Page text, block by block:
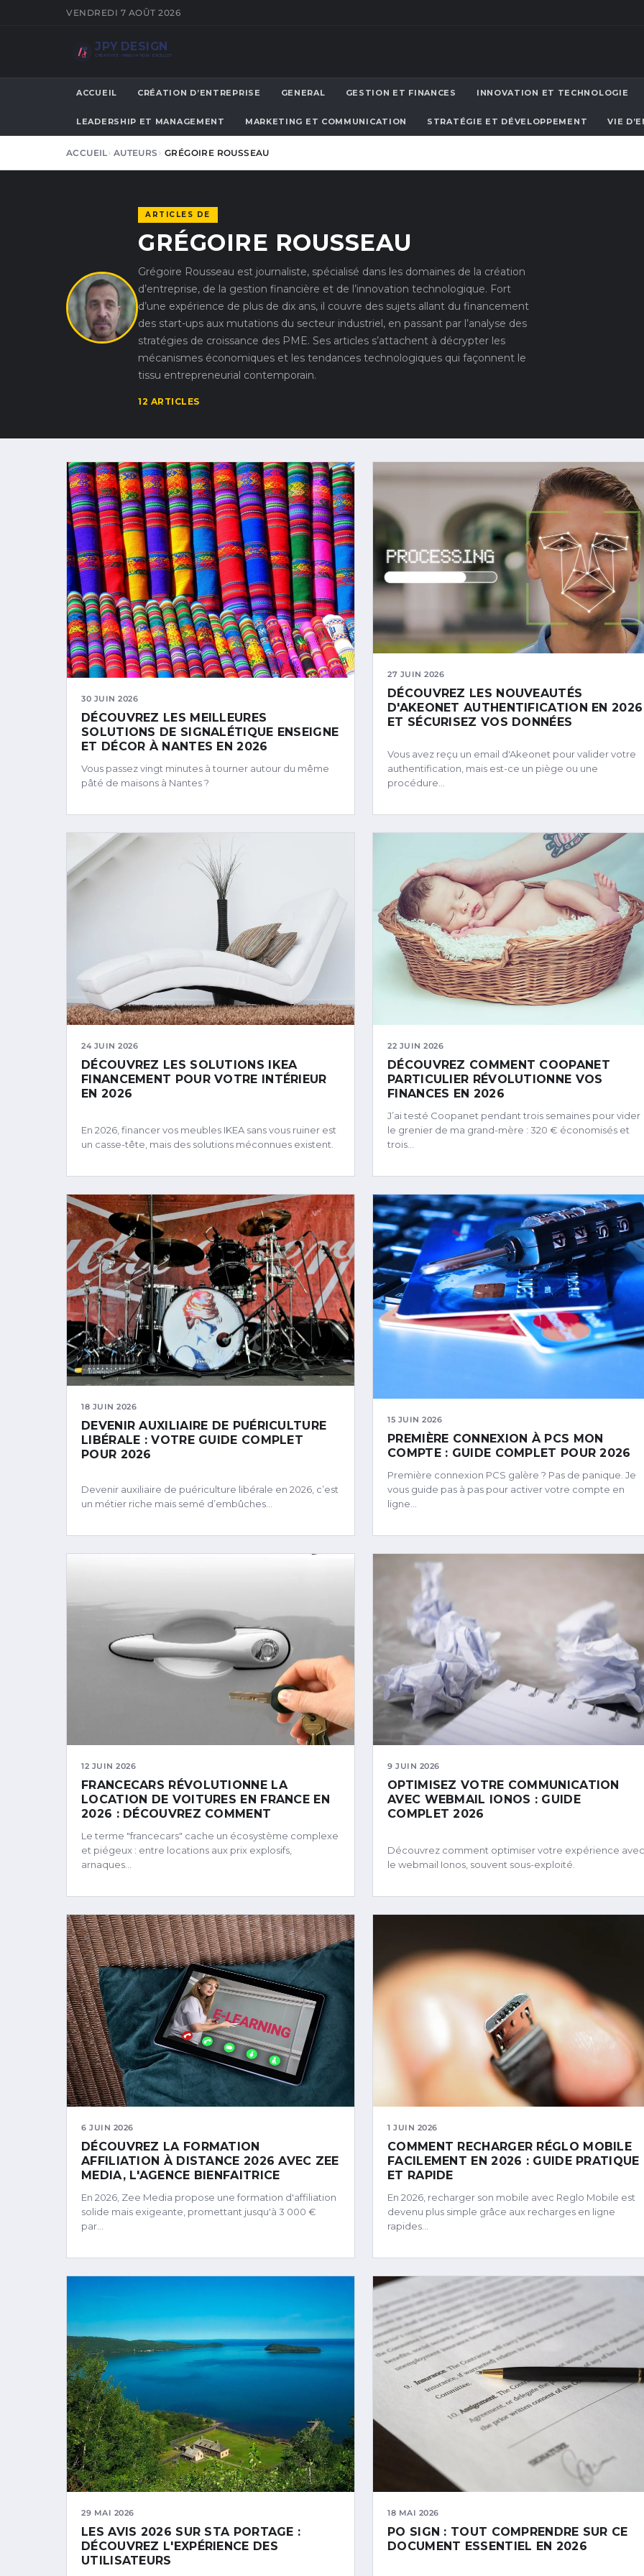
VENDREDI 7 AOÛT 2026
JPY DESIGN
CRÉATIVITÉ • INNOVATION • EXCELLENCE
ACCUEIL CRÉATION D’ENTREPRISE GENERAL GESTION ET FINANCES INNOVATION ET TECHNOLOGIE
LEADERSHIP ET MANAGEMENT MARKETING ET COMMUNICATION STRATÉGIE ET DÉVELOPPEMENT VIE
ACCUEIL AUTEURS GRÉGOIRE ROUSSEAU
ARTICLES DE
GRÉGOIRE ROUSSEAU
Grégoire Rousseau est journaliste, spécialisé dans les domaines de la création
d’entreprise, de la gestion financière et de l’innovation technologique. Fort
d’une expérience de plus de dix ans, il couvre des sujets allant du financement
des start-ups aux mutations du secteur industriel, en passant par l’analyse des
stratégies de croissance des PME. Ses articles s’attachent à décrypter les
mécanismes économiques et les tendances technologiques qui façonnent le
tissu entrepreneurial contemporain.
12 ARTICLES
30 JUIN 2026
DÉCOUVREZ LES MEILLEURES
SOLUTIONS DE SIGNALÉTIQUE ENSEIGNE
ET DÉCOR À NANTES EN 2026
Vous passez vingt minutes à tourner autour du même
pâté de maisons à Nantes ?
27 JUIN 2026
DÉCOUVREZ LES NOUVEAUTÉS
D'AKEONET AUTHENTIFICATION EN 2026
ET SÉCURISEZ VOS DONNÉES
Vous avez reçu un email d'Akeonet pour valider votre
authentification, mais est-ce un piège ou une
procédure…
24 JUIN 2026
DÉCOUVREZ LES SOLUTIONS IKEA
FINANCEMENT POUR VOTRE INTÉRIEUR
EN 2026
En 2026, financer vos meubles IKEA sans vous ruiner est
un casse-tête, mais des solutions méconnues existent.
22 JUIN 2026
DÉCOUVREZ COMMENT COOPANET
PARTICULIER RÉVOLUTIONNE VOS
FINANCES EN 2026
J’ai testé Coopanet pendant trois semaines pour vider
le grenier de ma grand-mère : 320 € économisés et
trois…
18 JUIN 2026
DEVENIR AUXILIAIRE DE PUÉRICULTURE
LIBÉRALE : VOTRE GUIDE COMPLET
POUR 2026
Devenir auxiliaire de puériculture libérale en 2026, c’est
un métier riche mais semé d’embûches…
15 JUIN 2026
PREMIÈRE CONNEXION À PCS MON
COMPTE : GUIDE COMPLET POUR 2026
Première connexion PCS galère ? Pas de panique. Je
vous guide pas à pas pour activer votre compte en
ligne…
12 JUIN 2026
FRANCECARS RÉVOLUTIONNE LA
LOCATION DE VOITURES EN FRANCE EN
2026 : DÉCOUVREZ COMMENT
Le terme "francecars" cache un écosystème complexe
et piégeux : entre locations aux prix explosifs,
arnaques…
9 JUIN 2026
OPTIMISEZ VOTRE COMMUNICATION
AVEC WEBMAIL IONOS : GUIDE
COMPLET 2026
Découvrez comment optimiser votre expérience avec
le webmail Ionos, souvent sous-exploité.
6 JUIN 2026
DÉCOUVREZ LA FORMATION
AFFILIATION À DISTANCE 2026 AVEC ZEE
MEDIA, L'AGENCE BIENFAITRICE
En 2026, Zee Media propose une formation d'affiliation
solide mais exigeante, promettant jusqu'à 3 000 €
par…
1 JUIN 2026
COMMENT RECHARGER RÉGLO MOBILE
FACILEMENT EN 2026 : GUIDE PRATIQUE
ET RAPIDE
En 2026, recharger son mobile avec Reglo Mobile est
devenu plus simple grâce aux recharges en ligne
rapides…
29 MAI 2026
LES AVIS 2026 SUR STA PORTAGE :
DÉCOUVREZ L'EXPÉRIENCE DES
UTILISATEURS
18 MAI 2026
PO SIGN : TOUT COMPRENDRE SUR CE
DOCUMENT ESSENTIEL EN 2026